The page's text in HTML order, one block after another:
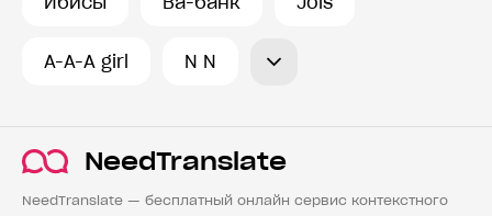
A-A-A girl N N
NeedTranslate
NeedTranslate — бесплатный онлайн сервис контекстного